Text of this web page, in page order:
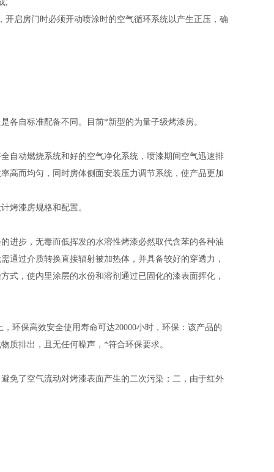
;
启房门时必须开动喷涂时的空气循环系统以产生正压，确
各自标准配备不同。目前*新型的为量子级烤漆房。
自动燃烧系统和好的空气净化系统，喷漆期间空气迅速排
高而均匀，同时房体侧面安装压力调节系统，使产品更加
烤漆房规格和配置。
进步，无毒而低挥发的水溶性烤漆必然取代含苯的各种油
通过介质转换直接辐射被加热体，并具备较好的穿透力，
式，使内里涂层的水份和溶剂通过已固化的漆表面挥化，
环保高效安全使用寿命可达20000小时，环保：该产品的
质排出，且无任何噪声，*符合环保要求。
免了空气流动对烤漆表面产生的二次污染；二，由于红外